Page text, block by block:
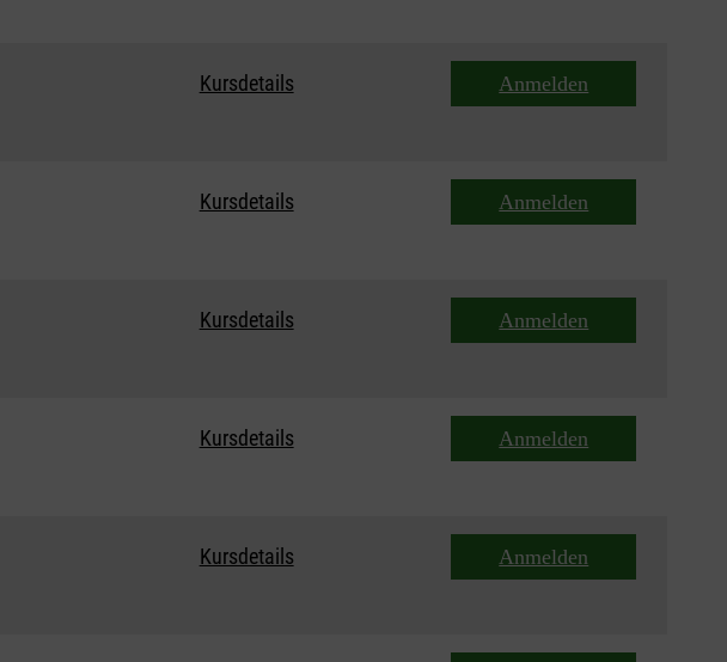
Kursdetails Anmelden
Kursdetails Anmelden
Kursdetails Anmelden
Kursdetails Anmelden
Kursdetails Anmelden